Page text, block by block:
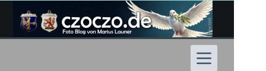
Inhalt
springen